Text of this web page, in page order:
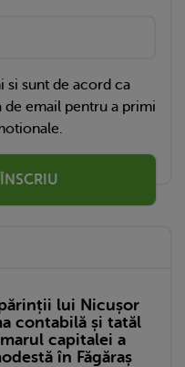
si sunt de acord ca
email pentru a primi
lui Nicușor
contabilă și tatăl
capitalei a
în Făgăraș